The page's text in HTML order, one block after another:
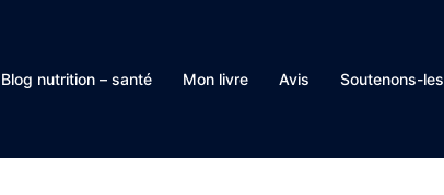
Blog nutrition – santé Mon livre Avis Soutenons-les